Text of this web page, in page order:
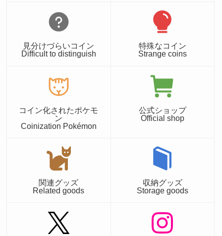
見分けづらいコイン
Difficult to distinguish
特殊なコイン
Strange coins
コイン化されたポケモ
ン
Coinization Pokémon
公式ショップ
Official shop
関連グッズ
Related goods
収納グッズ
Storage goods